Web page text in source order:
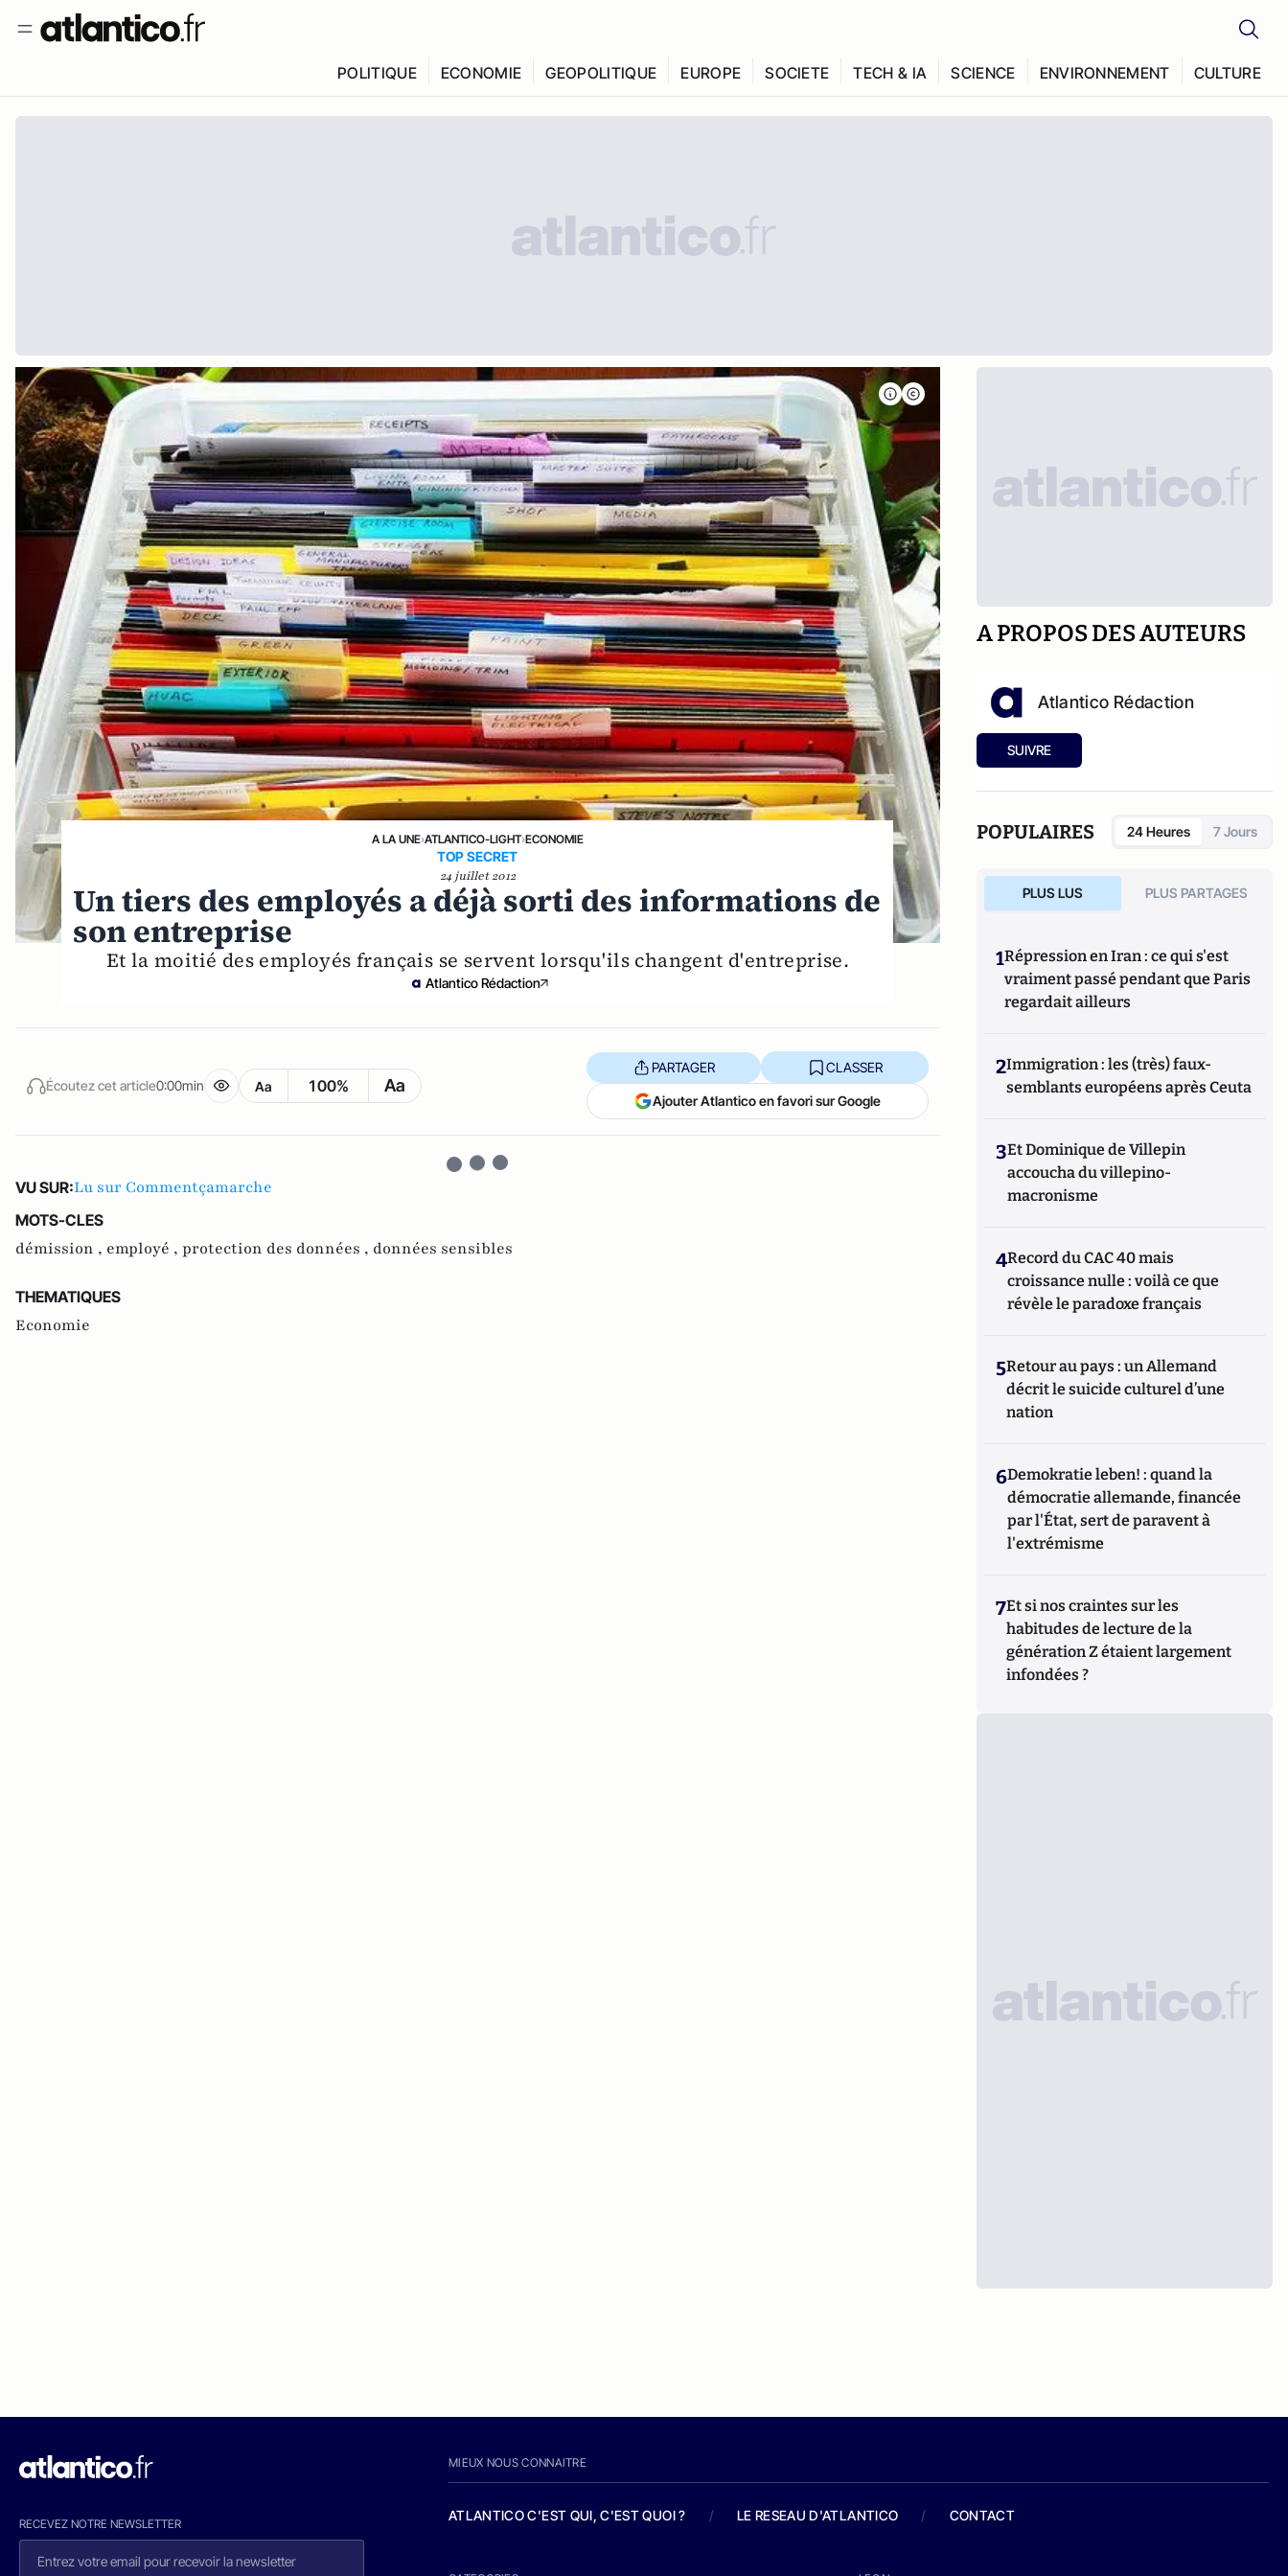
POLITIQUE ECONOMIE GEOPOLITIQUE EUROPE SOCIETE TECH & IA SCIENCE ENVIRONNEMENT CULTURE
A LA UNE›ATLANTICO-LIGHT›ECONOMIE
TOP SECRET
24 juillet 2012
Un tiers des employés a déjà sorti des informations de
son entreprise
Et la moitié des employés français se servent lorsqu'ils changent d'entreprise.
Atlantico Rédaction
Écoutez cet article0:00min Aa 100% Aa
PARTAGER CLASSER
Ajouter Atlantico en favori sur Google
VU SUR:Lu sur Commentçamarche
MOTS-CLES
démission , employé , protection des données , données sensibles
THEMATIQUES
Economie
A PROPOS DES AUTEURS
Atlantico Rédaction
SUIVRE
POPULAIRES 24 Heures 7 Jours
PLUS LUS PLUS PARTAGES
1Répression en Iran : ce qui s'est
vraiment passé pendant que Paris
regardait ailleurs
2Immigration : les (très) faux-
semblants européens après Ceuta
3Et Dominique de Villepin
accoucha du villepino-
macronisme
4Record du CAC 40 mais
croissance nulle : voilà ce que
révèle le paradoxe français
5Retour au pays : un Allemand
décrit le suicide culturel d’une
nation
6Demokratie leben! : quand la
démocratie allemande, financée
par l'État, sert de paravent à
l'extrémisme
7Et si nos craintes sur les
habitudes de lecture de la
génération Z étaient largement
infondées ?
RECEVEZ NOTRE NEWSLETTER
MIEUX NOUS CONNAITRE
ATLANTICO C'EST QUI, C'EST QUOI ? / LE RESEAU D'ATLANTICO / CONTACT